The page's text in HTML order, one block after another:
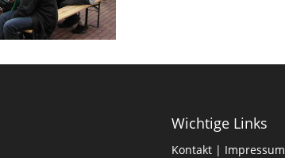
Wichtige Links
Kontakt| Impressum